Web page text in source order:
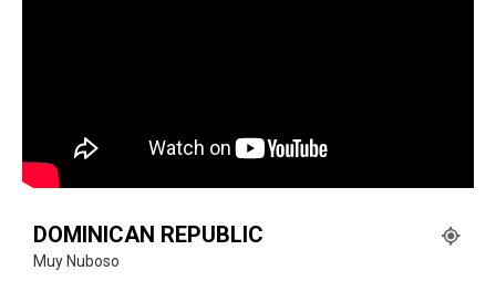
DOMINICAN REPUBLIC
Muy Nuboso